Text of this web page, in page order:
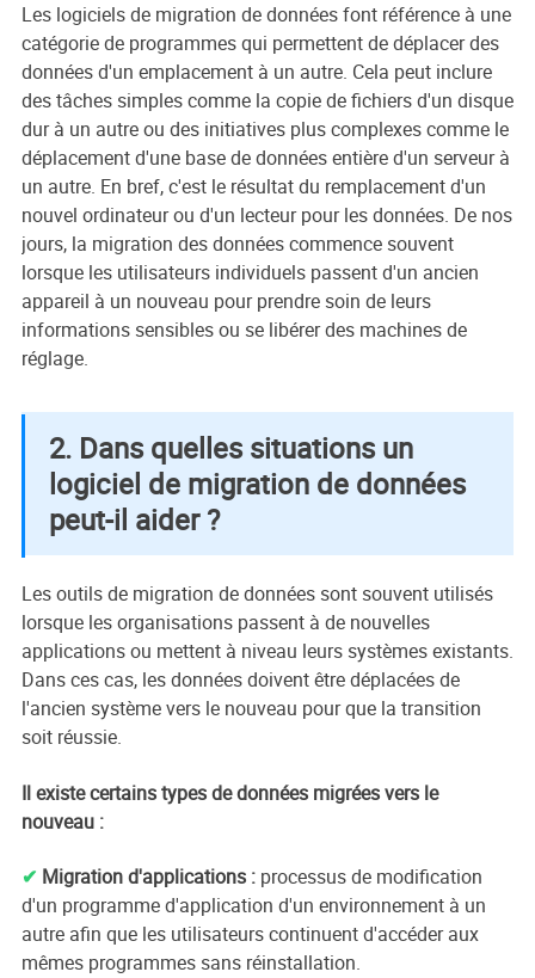
Les logiciels de migration de données font référence à une
catégorie de programmes qui permettent de déplacer des
données d'un emplacement à un autre. Cela peut inclure
des tâches simples comme la copie de fichiers d'un disque
dur à un autre ou des initiatives plus complexes comme le
déplacement d'une base de données entière d'un serveur à
un autre. En bref, c'est le résultat du remplacement d'un
nouvel ordinateur ou d'un lecteur pour les données. De nos
jours, la migration des données commence souvent
lorsque les utilisateurs individuels passent d'un ancien
appareil à un nouveau pour prendre soin de leurs
informations sensibles ou se libérer des machines de
réglage.
2. Dans quelles situations un
logiciel de migration de données
peut-il aider ?
Les outils de migration de données sont souvent utilisés
lorsque les organisations passent à de nouvelles
applications ou mettent à niveau leurs systèmes existants.
Dans ces cas, les données doivent être déplacées de
l'ancien système vers le nouveau pour que la transition
soit réussie.
Il existe certains types de données migrées vers le
nouveau :
✔ Migration d'applications :processus de modification
d'un programme d'application d'un environnement à un
autre afin que les utilisateurs continuent d'accéder aux
mêmes programmes sans réinstallation.